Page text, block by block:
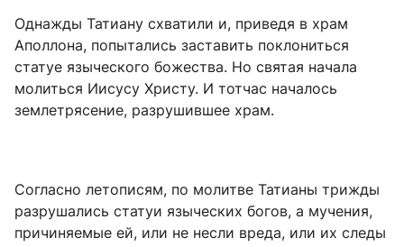
Однажды Татиану схватили и, приведя в храм
Аполлона, попытались заставить поклониться
статуе языческого божества. Но святая начала
молиться Иисусу Христу. И тотчас началось
землетрясение, разрушившее храм.
Согласно летописям, по молитве Татианы трижды
разрушались статуи языческих богов, а мучения,
причиняемые ей, или не несли вреда, или их следы